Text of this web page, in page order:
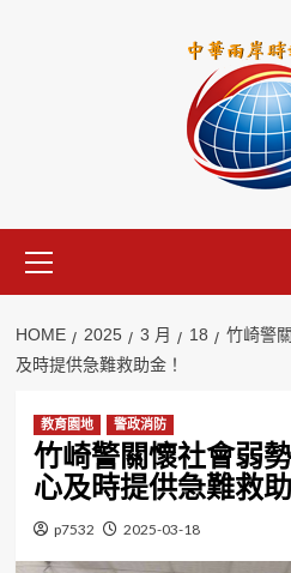
Menu
HOME 2025 3 月 18
竹崎警
及時提供急難救助金！
教育園地 警政消防
竹崎警關懷社會弱
心及時提供急難救助
p7532 2025-03-18